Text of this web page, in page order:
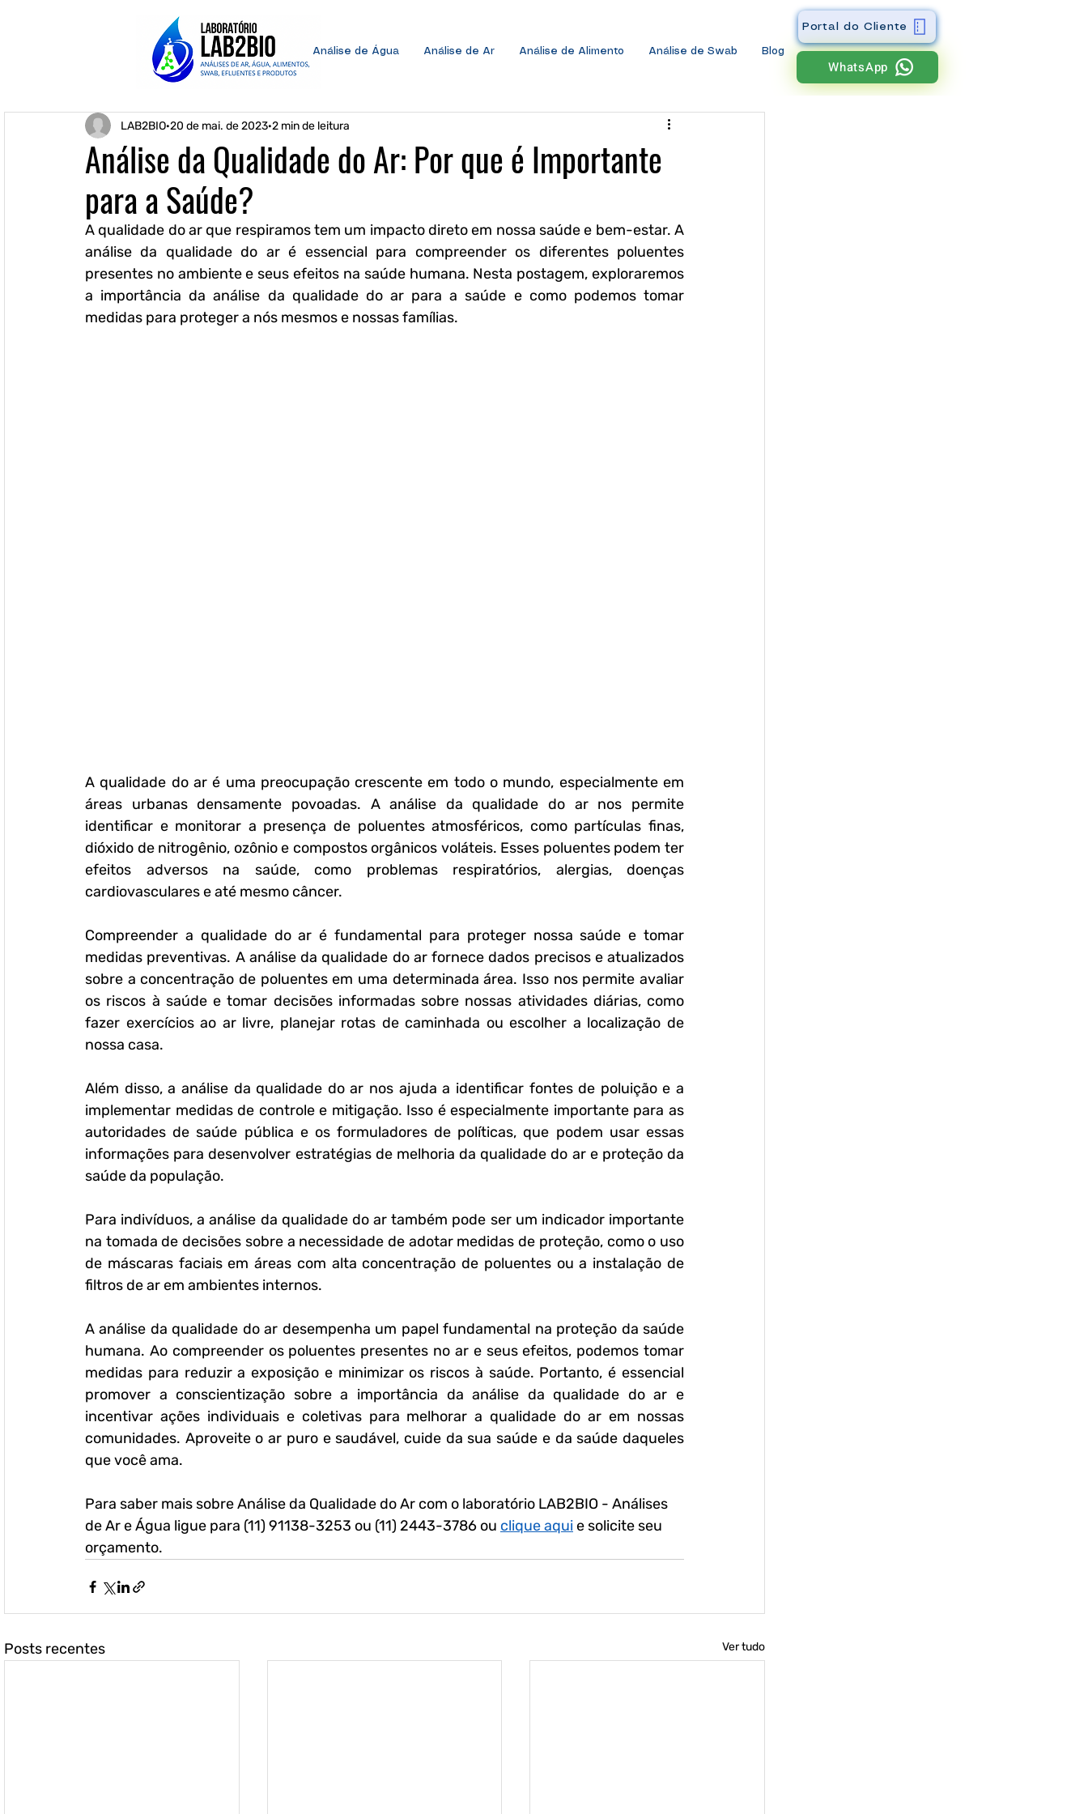
Análise de Água Análise de Ar Análise de Alimento Análise de Swab Blog
Portal do Cliente
WhatsApp
Análise da Qualidade do Ar: Por que é Importante
para a Saúde?
LAB2BIO 20 de mai. de 2023 2 min de leitura
A qualidade do ar que respiramos tem um impacto direto em nossa saúde e bem-estar. A
análise da qualidade do ar é essencial para compreender os diferentes poluentes
presentes no ambiente e seus efeitos na saúde humana. Nesta postagem, exploraremos
a importância da análise da qualidade do ar para a saúde e como podemos tomar
medidas para proteger a nós mesmos e nossas famílias.
A qualidade do ar é uma preocupação crescente em todo o mundo, especialmente em
áreas urbanas densamente povoadas. A análise da qualidade do ar nos permite
identificar e monitorar a presença de poluentes atmosféricos, como partículas finas,
dióxido de nitrogênio, ozônio e compostos orgânicos voláteis. Esses poluentes podem ter
efeitos adversos na saúde, como problemas respiratórios, alergias, doenças
cardiovasculares e até mesmo câncer.
Compreender a qualidade do ar é fundamental para proteger nossa saúde e tomar
medidas preventivas. A análise da qualidade do ar fornece dados precisos e atualizados
sobre a concentração de poluentes em uma determinada área. Isso nos permite avaliar
os riscos à saúde e tomar decisões informadas sobre nossas atividades diárias, como
fazer exercícios ao ar livre, planejar rotas de caminhada ou escolher a localização de
nossa casa.
Além disso, a análise da qualidade do ar nos ajuda a identificar fontes de poluição e a
implementar medidas de controle e mitigação. Isso é especialmente importante para as
autoridades de saúde pública e os formuladores de políticas, que podem usar essas
informações para desenvolver estratégias de melhoria da qualidade do ar e proteção da
saúde da população.
Para indivíduos, a análise da qualidade do ar também pode ser um indicador importante
na tomada de decisões sobre a necessidade de adotar medidas de proteção, como o uso
de máscaras faciais em áreas com alta concentração de poluentes ou a instalação de
filtros de ar em ambientes internos.
A análise da qualidade do ar desempenha um papel fundamental na proteção da saúde
humana. Ao compreender os poluentes presentes no ar e seus efeitos, podemos tomar
medidas para reduzir a exposição e minimizar os riscos à saúde. Portanto, é essencial
promover a conscientização sobre a importância da análise da qualidade do ar e
incentivar ações individuais e coletivas para melhorar a qualidade do ar em nossas
comunidades. Aproveite o ar puro e saudável, cuide da sua saúde e da saúde daqueles
que você ama.
Para saber mais sobre Análise da Qualidade do Ar com o laboratório LAB2BIO - Análises
de Ar e Água ligue para (11) 91138-3253 ou (11) 2443-3786 ou clique aqui e solicite seu
orçamento.
Posts recentes Ver tudo